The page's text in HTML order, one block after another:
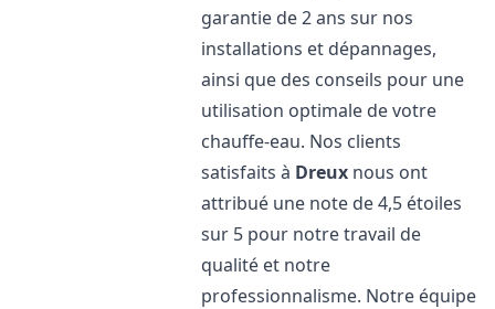
garantie de 2 ans sur nos
installations et dépannages,
ainsi que des conseils pour une
utilisation optimale de votre
chauffe-eau. Nos clients
satisfaits à Dreux nous ont
attribué une note de 4,5 étoiles
sur 5 pour notre travail de
qualité et notre
professionnalisme. Notre équipe